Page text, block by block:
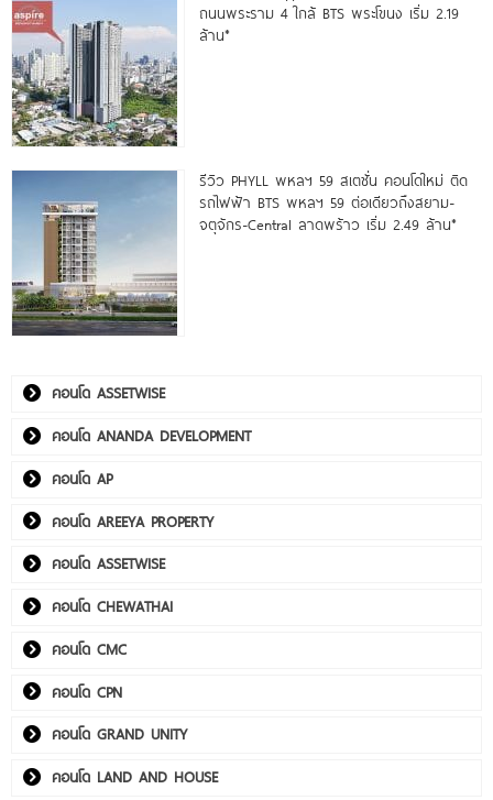
ถนนพระราม 4 ใกล้ BTS พระโขนง เริ่ม 2.19
ล้าน*
รีวิว PHYLL พหลฯ 59 สเตชั่น คอนโดใหม่ ติด
รถไฟฟ้า BTS พหลฯ 59 ต่อเดียวถึงสยาม-
จตุจักร-Central ลาดพร้าว เริ่ม 2.49 ล้าน*
คอนโด ASSETWISE
คอนโด ANANDA DEVELOPMENT
คอนโด AP
คอนโด AREEYA PROPERTY
คอนโด ASSETWISE
คอนโด CHEWATHAI
คอนโด CMC
คอนโด CPN
คอนโด GRAND UNITY
คอนโด LAND AND HOUSE